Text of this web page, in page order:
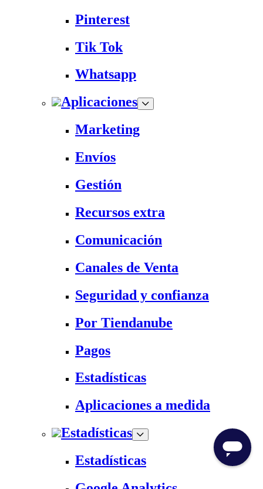
Pinterest
Tik Tok
Whatsapp
Aplicaciones
Marketing
Envíos
Gestión
Recursos extra
Comunicación
Canales de Venta
Seguridad y confianza
Por Tiendanube
Pagos
Estadísticas
Aplicaciones a medida
Estadísticas
Estadísticas